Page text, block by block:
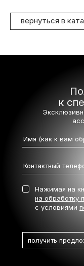
вернуться в
к
Нажимая на
на обработку
с условиями